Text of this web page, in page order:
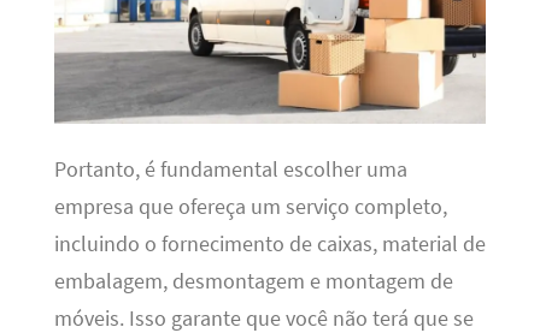
Portanto, é fundamental escolher uma
empresa que ofereça um serviço completo,
incluindo o fornecimento de caixas, material de
embalagem, desmontagem e montagem de
móveis. Isso garante que você não terá que se